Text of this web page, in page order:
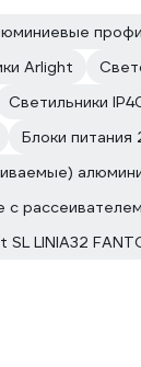
Arlight
Светильники
Блоки питания
с рассеивателем
SL LINIA32